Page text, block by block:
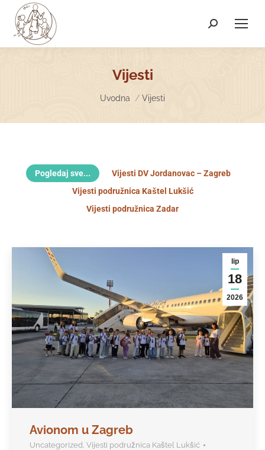
Search:
Vijesti
You are here:
Uvodna Vijesti
Pogledaj sve...
Vijesti DV Jordanovac – Zagreb
Vijesti podružnica Kaštel Lukšić
Vijesti podružnica Zadar
lip
18
2026
Avionom u Zagreb
Uncategorized Vijesti podružnica Kaštel Lukšić